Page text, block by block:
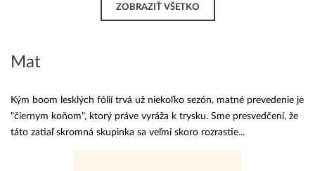
ZOBRAZIŤ VŠETKO
Mat
Kým boom lesklých fólií trvá už niekoľko sezón, matné prevedenie je
"čiernym koňom", ktorý práve vyráža k trysku. Sme presvedčení, že
táto zatiaľ skromná skupinka sa veľmi skoro rozrastie...